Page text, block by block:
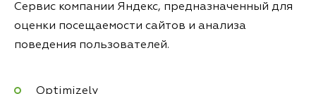
Сервис компании Яндекс, предназначенный для
оценки посещаемости сайтов и анализа
поведения пользователей.
Optimizely